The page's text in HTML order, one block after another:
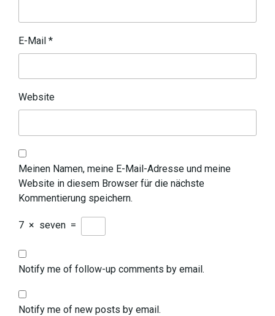
E-Mail *
Website
Meinen Namen, meine E-Mail-Adresse und meine
Website in diesem Browser für die nächste
Kommentierung speichern.
7 × seven =
Notify me of follow-up comments by email.
Notify me of new posts by email.